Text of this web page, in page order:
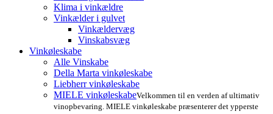
Klima i vinkældre
Vinkælder i gulvet
Vinkældervæg
Vinskabsvæg
Vinkøleskabe
Alle Vinskabe
Della Marta vinkøleskabe
Liebherr vinkøleskabe
MIELE vinkøleskabeVelkommen til en verden af ultimativ
vinopbevaring. MIELE vinkøleskabe præsenterer det ypperste